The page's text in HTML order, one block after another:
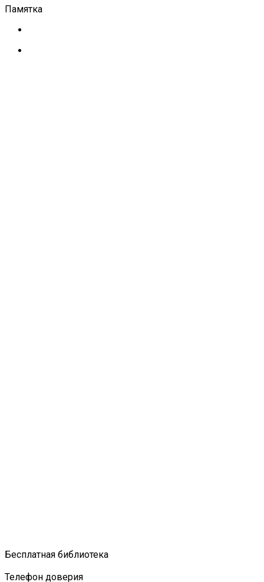
Памятка
Бесплатная библиотека
Телефон доверия